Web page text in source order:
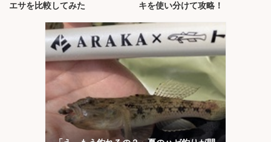
エサを比較してみた
キを使い分けて攻略！